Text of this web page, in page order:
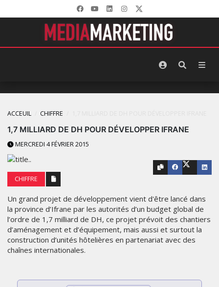
ACCEUIL CHIFFRE
1,7 MILLIARD DE DH POUR DÉVELOPPER IFRANE
MERCREDI 4 FÉVRIER 2015
CHIFFRE
Un grand projet de développement vient d'être lancé dans
la province d’Ifrane par les autorités d’un budget global de
l’ordre de 1,7 milliard de DH, ce projet prévoit des chantiers
d’aménagement et d’équipement, mais aussi et surtout la
construction d’unités hôtelières en partenariat avec des
chaînes internationales.